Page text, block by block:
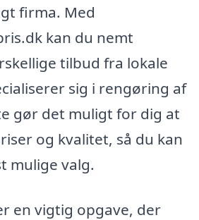
firma. Med
kan du nemt
tilbud fra lokale
sig i rengøring af
gør det muligt for dig at
og kvalitet, så du kan
mulige valg.
en vigtig opgave, der